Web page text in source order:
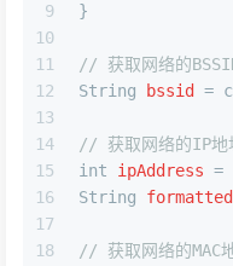
9
10
11
12
13
14
15
16
17
18
}
// 获取网络的
String
bssid =
// 获取网络的IP地
int
ipAddress =
String
// 获取网络的MAC